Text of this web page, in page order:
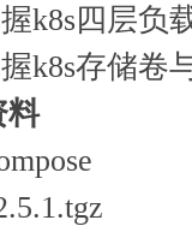
k8s四层负
k8s存储卷
料